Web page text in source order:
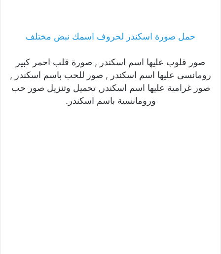
حمل صورة اسكندر لحروف اسمك نبض مختلف
صور قلوب عليها اسم اسكندر , صورة قلب احمر كبير
رومانسى عليها اسم اسكندر , صور للحب باسم اسكندر ,
صور غرامية عليها اسم اسكندر, تحميل وتنزيل صور حب
ورومانسية باسم اسكندر.